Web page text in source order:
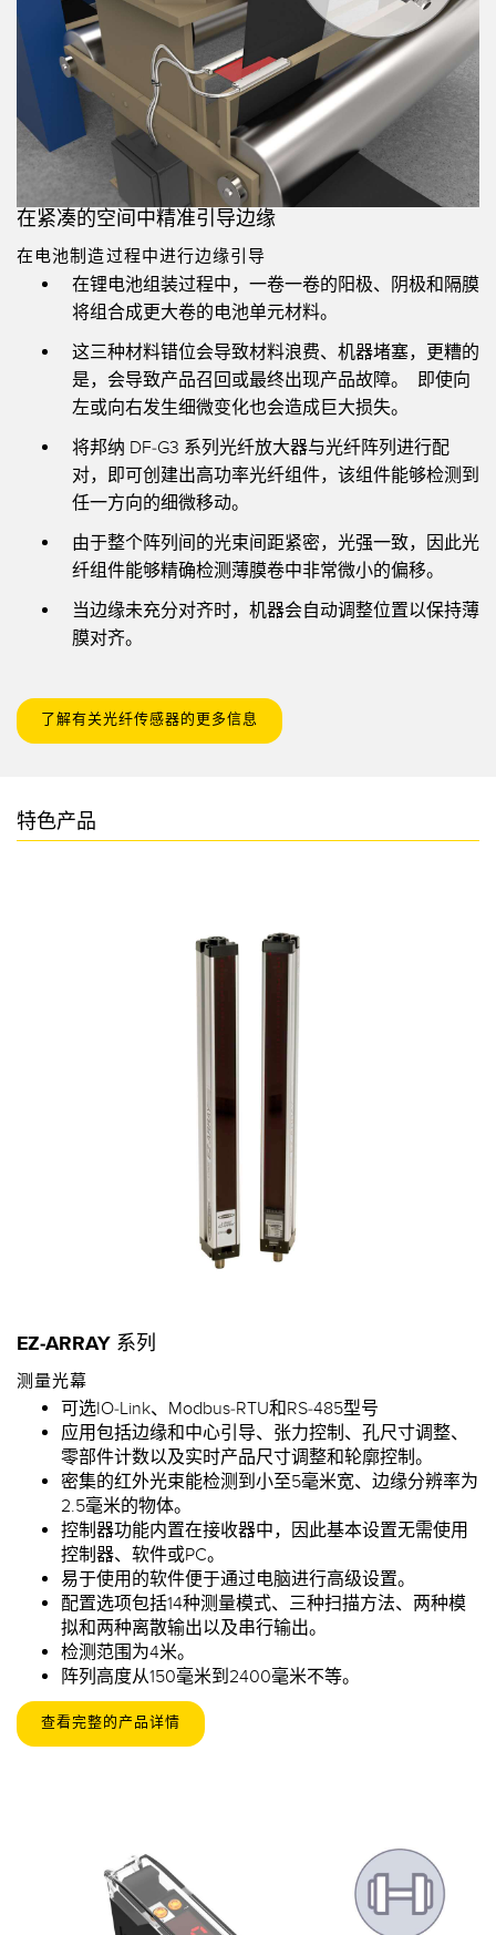
在紧凑的空间中精准引导边缘
在电池制造过程中进行边缘引导
在锂电池组装过程中，一卷一卷的阳极、阴极和隔膜
将组合成更大卷的电池单元材料。
这三种材料错位会导致材料浪费、机器堵塞，更糟的
是，会导致产品召回或最终出现产品故障。 即使向
左或向右发生细微变化也会造成巨大损失。
将邦纳 DF-G3 系列光纤放大器与光纤阵列进行配
对，即可创建出高功率光纤组件，该组件能够检测到
任一方向的细微移动。
由于整个阵列间的光束间距紧密，光强一致，因此光
纤组件能够精确检测薄膜卷中非常微小的偏移。
当边缘未充分对齐时，机器会自动调整位置以保持薄
膜对齐。
了解有关光纤传感器的更多信息
特色产品
EZ-ARRAY 系列
测量光幕
可选IO-Link、Modbus-RTU和RS-485型号
应用包括边缘和中心引导、张力控制、孔尺寸调整、
零部件计数以及实时产品尺寸调整和轮廓控制。
密集的红外光束能检测到小至5毫米宽、边缘分辨率为
2.5毫米的物体。
控制器功能内置在接收器中，因此基本设置无需使用
控制器、软件或PC。
易于使用的软件便于通过电脑进行高级设置。
配置选项包括14种测量模式、三种扫描方法、两种模
拟和两种离散输出以及串行输出。
检测范围为4米。
阵列高度从150毫米到2400毫米不等。
查看完整的产品详情